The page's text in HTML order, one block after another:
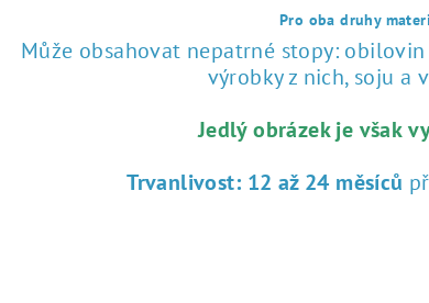
Pro oba druhy
Může obsahovat nepatrné stopy:
výrobky z nich, soju a
Jedlý obrázek je však
Trvanlivost: 12 až 24 měsíců